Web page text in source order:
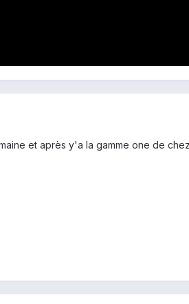
et après y'a la gamme one de